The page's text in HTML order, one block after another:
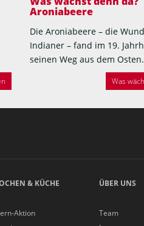
Aroniabeere
Die Aroniabeere – die
Indianer – fand im 19.
seinen Weg aus dem
Was
& KÜCHE
Aktion
ÜBER UNS
Team